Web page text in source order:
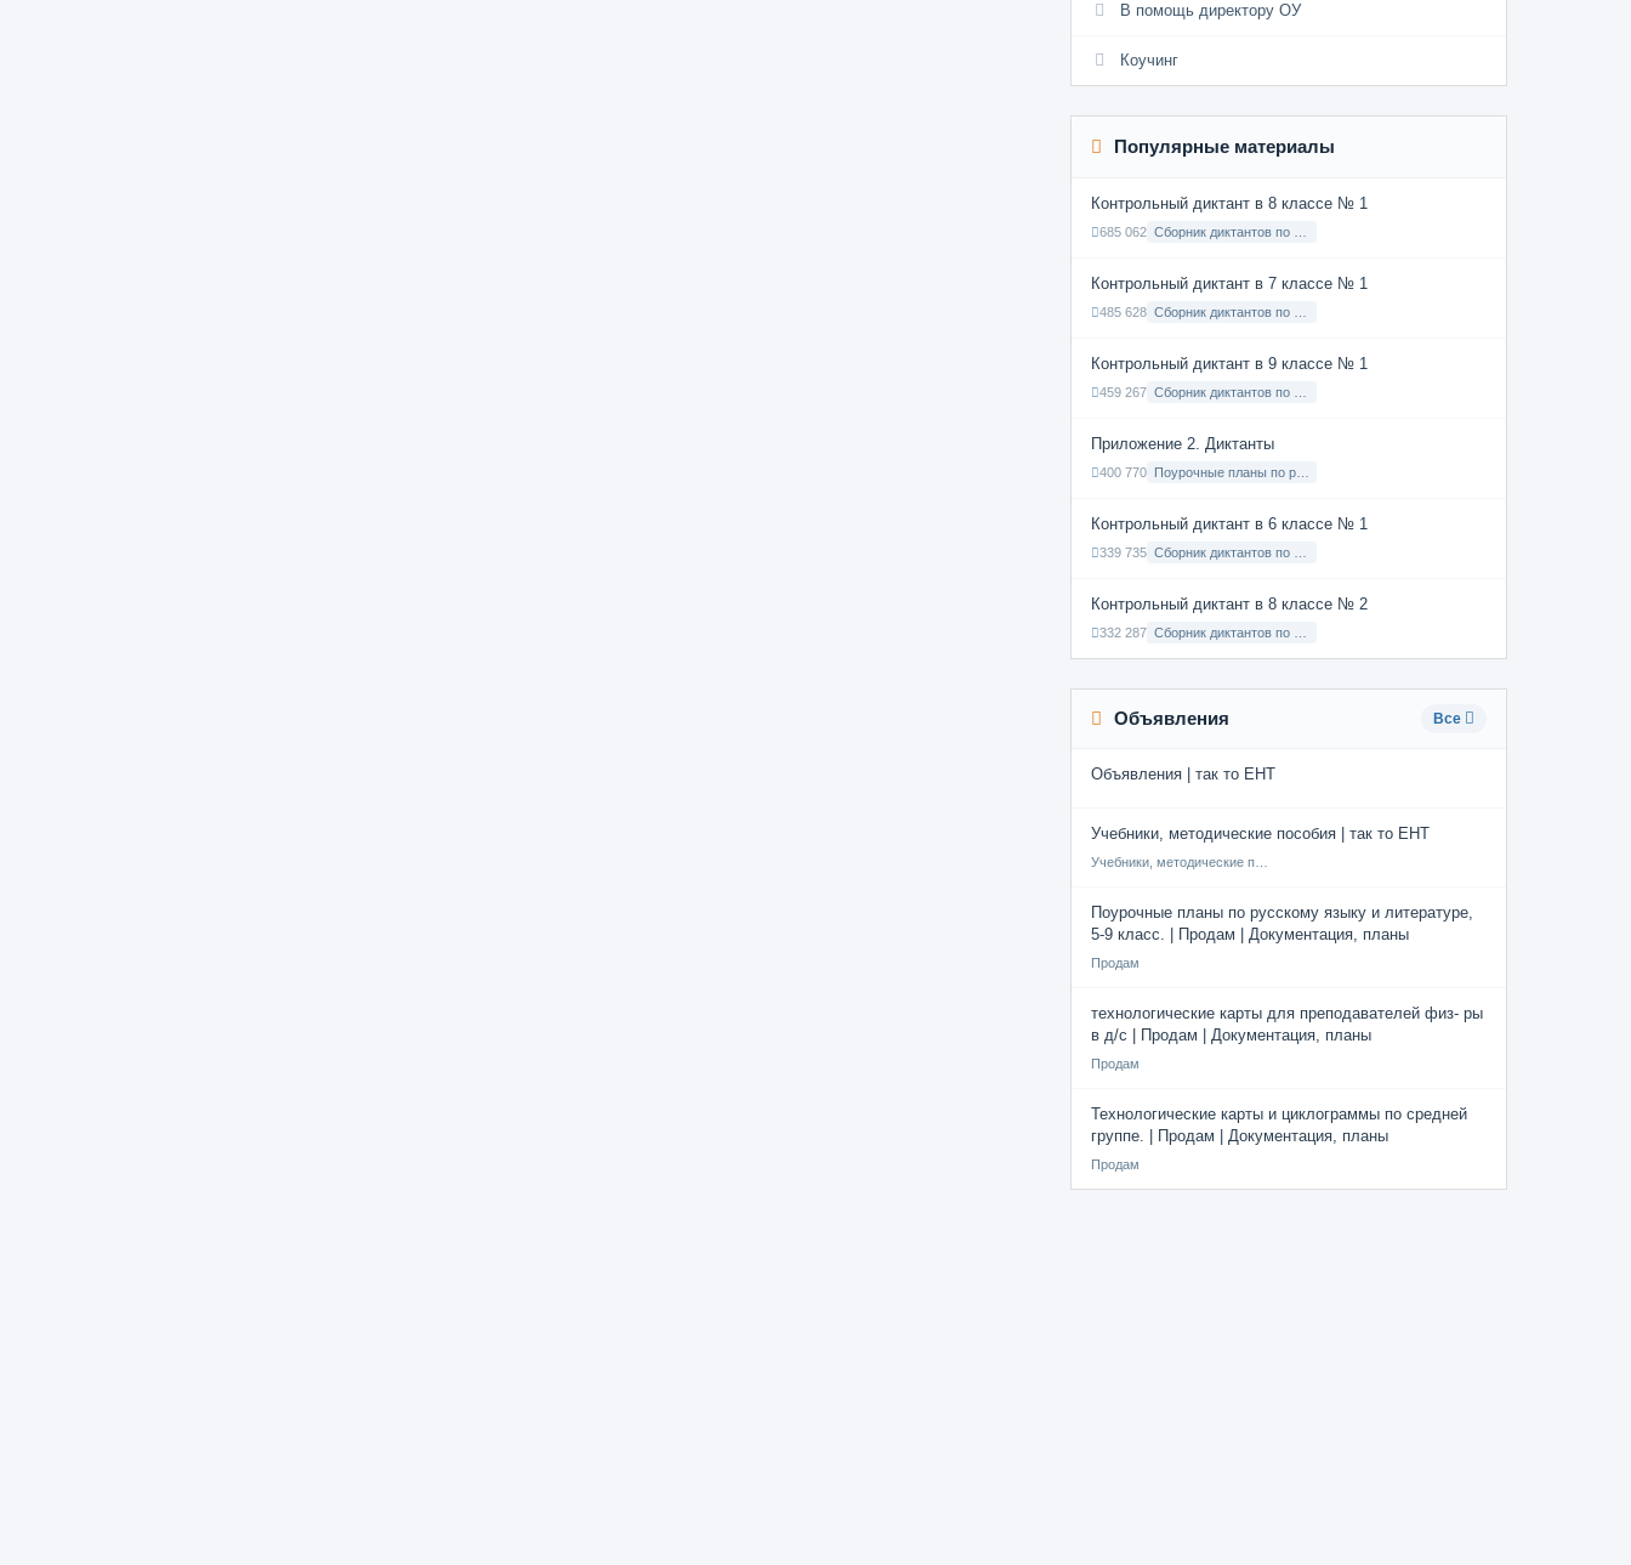
В помощь директору ОУ
Коучинг
Популярные материалы
Контрольный диктант в 8 классе № 1
685 062
Контрольный диктант в 7 классе № 1
485 628
Контрольный диктант в 9 классе № 1
459 267
Приложение 2. Диктанты
400 770
Контрольный диктант в 6 классе № 1
339 735
Контрольный диктант в 8 классе № 2
332 287
Объявления Все
Объявления | так то ЕНТ
Учебники, методические пособия | так то ЕНТ
Поурочные планы по русскому языку и литературе,
5-9 класс. | Продам | Документация, планы
Продам
технологические карты для преподавателей физ- ры
в д/с | Продам | Документация, планы
Продам
Технологические карты и циклограммы по средней
группе. | Продам | Документация, планы
Продам